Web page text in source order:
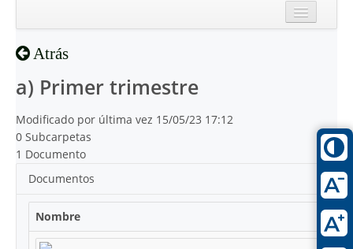
Atrás
a) Primer trimestre
Modificado por última vez 15/05/23 17:12
0 Subcarpetas
1 Documento
Documentos
Nombre